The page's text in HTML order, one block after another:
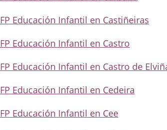
FP Educación Infantil en Castiñeiras
FP Educación Infantil en Castro
FP Educación Infantil en Castro de
FP Educación Infantil en Cedeira
FP Educación Infantil en Cee